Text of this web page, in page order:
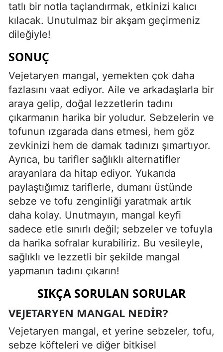
tatlı bir notla taçlandırmak, etkinizi kalıcı
kılacak. Unutulmaz bir akşam geçirmeniz
dileğiyle!
SONUÇ
Vejetaryen mangal, yemekten çok daha
fazlasını vaat ediyor. Aile ve arkadaşlarla bir
araya gelip, doğal lezzetlerin tadını
çıkarmanın harika bir yoludur. Sebzelerin ve
tofunun ızgarada dans etmesi, hem göz
zevkinizi hem de damak tadınızı şımartıyor.
Ayrıca, bu tarifler sağlıklı alternatifler
arayanlara da hitap ediyor. Yukarıda
paylaştığımız tariflerle, dumanı üstünde
sebze ve tofu zenginliği yaratmak artık
daha kolay. Unutmayın, mangal keyfi
sadece etle sınırlı değil; sebzeler ve tofuyla
da harika sofralar kurabiliriz. Bu vesileyle,
sağlıklı ve lezzetli bir şekilde mangal
yapmanın tadını çıkarın!
SIKÇA SORULAN SORULAR
VEJETARYEN MANGAL NEDIR?
Vejetaryen mangal, et yerine sebzeler, tofu,
sebze köfteleri ve diğer bitkisel